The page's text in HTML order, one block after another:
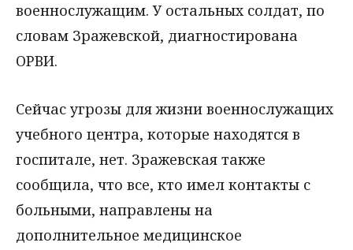
военнослужащим. У остальных солдат, по
словам Зражевской, диагностирована
ОРВИ.
Сейчас угрозы для жизни военнослужащих
учебного центра, которые находятся в
госпитале, нет. Зражевская также
сообщила, что все, кто имел контакты с
больными, направлены на
дополнительное медицинское